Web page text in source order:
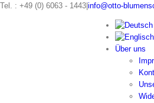
Zum
Tel. : +49 (0) 6063 - 1443 info@otto-
Über uns